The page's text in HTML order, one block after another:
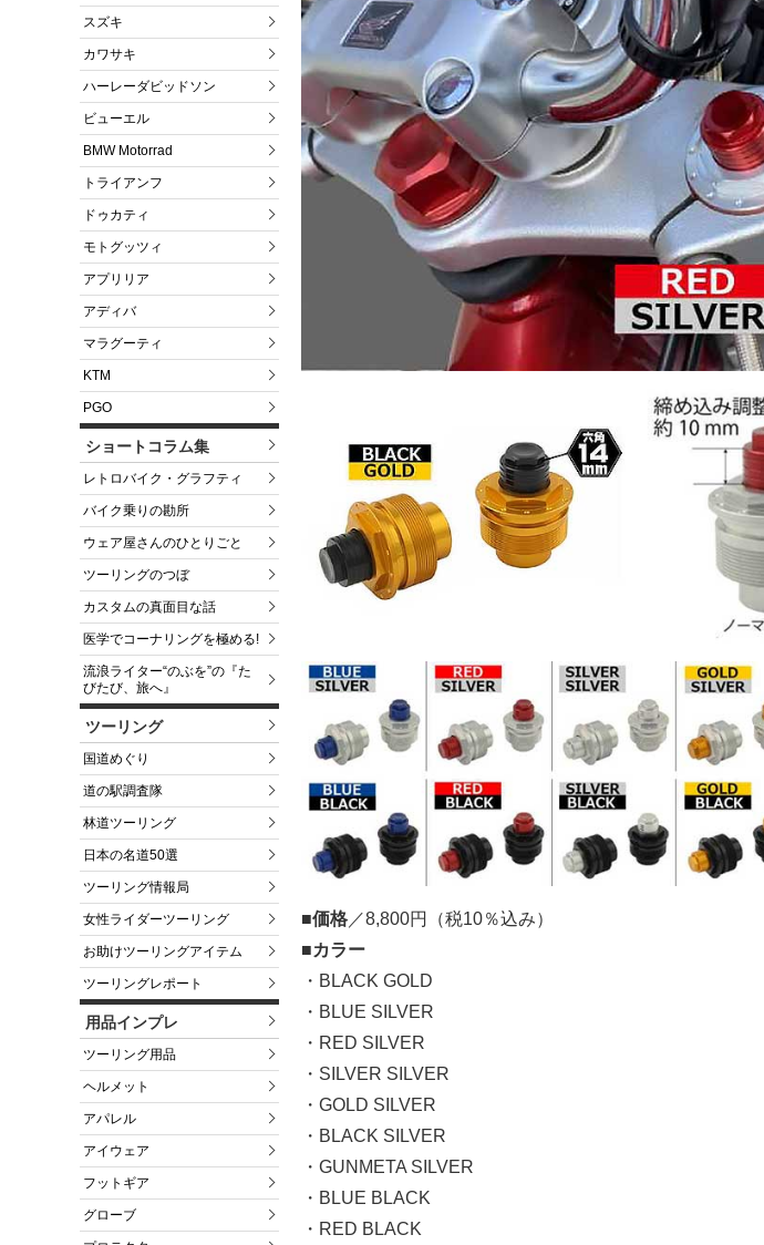
スズキ
カワサキ
ハーレーダビッドソン
ビューエル
BMW Motorrad
トライアンフ
ドゥカティ
モトグッツィ
アプリリア
アディバ
マラグーティ
KTM
PGO
ショートコラム集
レトロバイク・グラフティ
バイク乗りの勘所
ウェア屋さんのひとりごと
ツーリングのつぼ
カスタムの真面目な話
医学でコーナリングを極める!
流浪ライター“のぶを”の『た
びたび、旅へ』
ツーリング
国道めぐり
道の駅調査隊
林道ツーリング
日本の名道50選
ツーリング情報局
女性ライダーツーリング
お助けツーリングアイテム
ツーリングレポート
用品インプレ
ツーリング用品
ヘルメット
アパレル
アイウェア
フットギア
グローブ
■価格 ／8,800円（税10％込み）
■カラー
・BLACK GOLD
・BLUE SILVER
・RED SILVER
・SILVER SILVER
・GOLD SILVER
・BLACK SILVER
・GUNMETA SILVER
・BLUE BLACK
・RED BLACK